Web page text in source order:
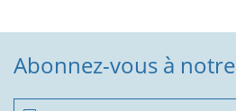
Abonnez-vous à notre